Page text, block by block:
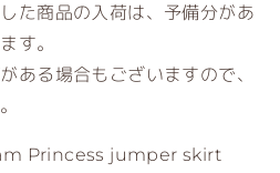
た商品の入荷は、予備分があ
す。
ある場合もございますので、
Princess jumper skirt